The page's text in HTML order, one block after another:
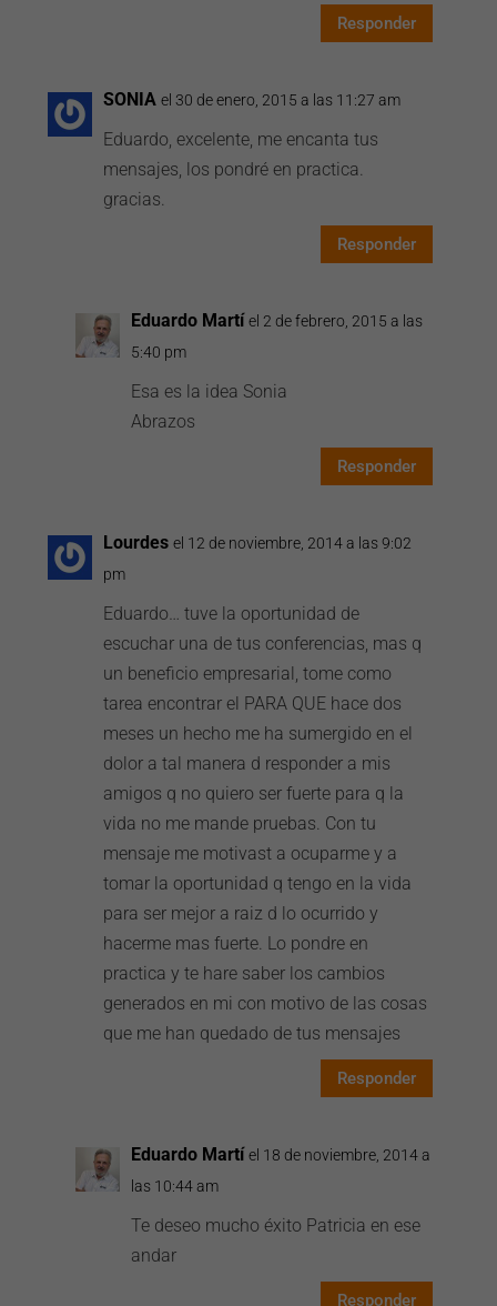
Responder
SONIA el 30 de enero, 2015 a las 11:27 am
Eduardo, excelente, me encanta tus
mensajes, los pondré en practica.
gracias.
Responder
Eduardo Martí el 2 de febrero, 2015 a las
5:40 pm
Esa es la idea Sonia
Abrazos
Responder
Lourdes el 12 de noviembre, 2014 a las 9:02
pm
Eduardo… tuve la oportunidad de
escuchar una de tus conferencias, mas q
un beneficio empresarial, tome como
tarea encontrar el PARA QUE hace dos
meses un hecho me ha sumergido en el
dolor a tal manera d responder a mis
amigos q no quiero ser fuerte para q la
vida no me mande pruebas. Con tu
mensaje me motivast a ocuparme y a
tomar la oportunidad q tengo en la vida
para ser mejor a raiz d lo ocurrido y
hacerme mas fuerte. Lo pondre en
practica y te hare saber los cambios
generados en mi con motivo de las cosas
que me han quedado de tus mensajes
Responder
Eduardo Martí el 18 de noviembre, 2014 a
las 10:44 am
Te deseo mucho éxito Patricia en ese
andar
Responder